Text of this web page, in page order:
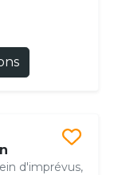
d'imprévus,